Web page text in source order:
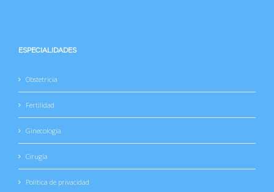
ESPECIALIDADES
Obstetricia
Fertilidad
Ginecología
Cirugía
Política de privacidad